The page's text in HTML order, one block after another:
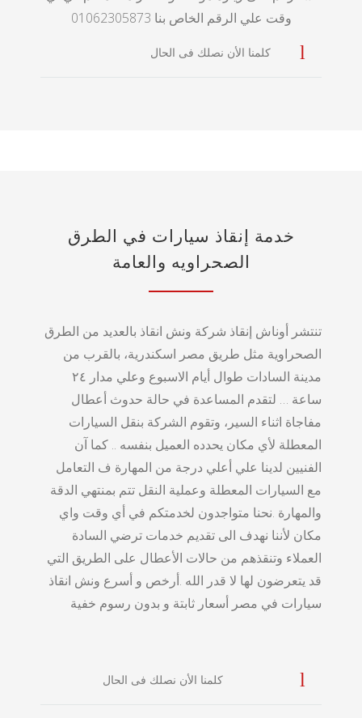
وقت علي الرقم الخاص بنا 01062305873
كلمنا الأن نصلك فى الحال
خدمة إنقاذ سيارات في الطرق
الصحراويه والعامة
تنتشر أوناش إنقاذ شركة ونش انقاذ بالعديد من الطرق
الصحراوية مثل طريق مصر اسكندرية، بالقرب من
مدينة السادات طوال أيام الاسبوع وعلي مدار ٢٤
ساعة … لتقدم المساعدة في حالة حدوث أعطال
مفاجاة اثناء السير، وتقوم الشركة بنقل السيارات
المعطلة لأي مكان يحدده العميل بنفسه .. كما آن
الفنيين لدينا علي أعلي درجة من المهارة ف التعامل
مع السيارات المعطلة وعملية النقل تتم بمنتهي الدقة
والمهارة .نحنا متواجدون لخدمتكم في أي وقت واي
مكان لأننا نهدف الى تقديم خدمات ترضي السادة
العملاء وتنقذهم من حالات الأعطال على الطريق التي
قد يتعرضون لها لا قدر الله .أرخص و أسرع ونش انقاذ
سيارات في مصر أسعار ثابتة و بدون رسوم خفية
كلمنا الأن نصلك فى الحال